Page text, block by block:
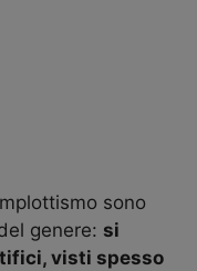
sono
genere: si
visti spesso